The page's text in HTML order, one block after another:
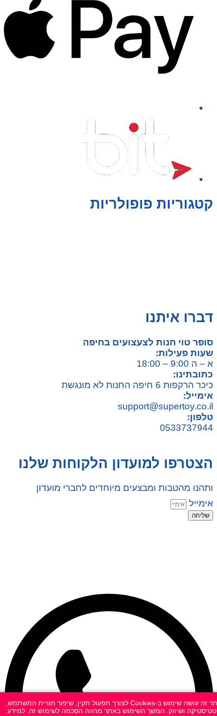
קטגוריות פופולריות
דברו איתנו
סופר טוי חנות לצעצועים בחיפה
שעות פעילות:
א – ה 9:00 – 18:00
כתובתינו:
כיכר הרקפות 6 חיפה החנות לא מונגשת
אימייל:
support@supertoy.co.il
טלפון:
0533737944
הצטרפו למועדון הלקוחות שלנו
ותהנו מהטבות ומבצעים מיוחדים לחברי מועדון
אימייל
שליחה
אתר זה עושה שימוש ב-Cookies לצורך תפעול תקין, שיפור חוויית המשתמש,
ושיווק. המשך השימוש באתר מהווה הסכמה לשימוש זה. למידע